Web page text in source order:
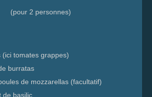
(pour 2 personnes)
(ici tomates grappes)
burratas
de mozzarellas (facultatif)
de basilic